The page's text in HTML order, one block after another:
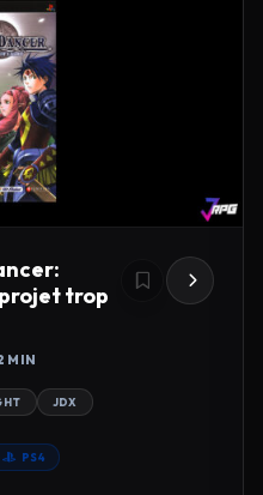
trop
MIN
JDX
PS4